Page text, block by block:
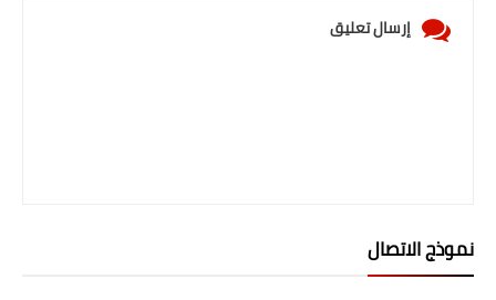
إرسال تعليق
نموذج الاتصال